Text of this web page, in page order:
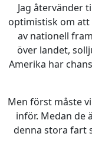
Jag återvänder
optimistisk om att
av nationell
över landet,
Amerika har
Men först måste
inför. Medan de
denna stora fart